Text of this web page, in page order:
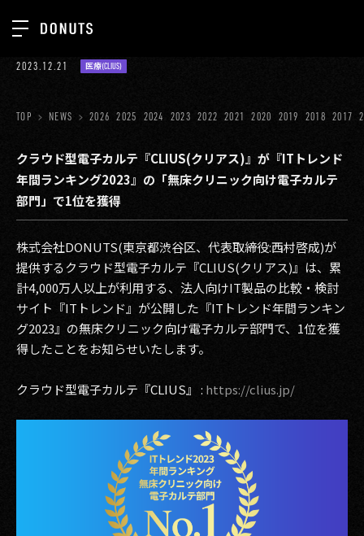
ジョブカン
ゲーム
ミクチャ
医療(CLIUS)
出版メディア
美少女図鑑
イベント
タテドラ
その他事業
2026
2025
2024
TOP
ABOUT
SERVICES
GROUP
RECRUIT
CONTACT
2023.12.21 医療(CLIUS)
TOP NEWS 2026 2025 2024 2023 2022 2021 2020 2019 2018 2017
クラウド型電子カルテ『CLIUS(クリアス)』が『ITトレンド
年間ランキング2023』の「無床クリニック向け電子カルテ
部門」で1位を獲得
株式会社DONUTS(東京都渋谷区、代表取締役:西村啓成)が
提供するクラウド型電子カルテ『CLIUS(クリアス)』は、累
計4,000万人以上が利用する、法人向けIT製品の比較・検討
サイト『ITトレンド』が公開した『ITトレンド年間ランキン
グ2023』の無床クリニック向け電子カルテ部門で、1位を獲
得したことをお知らせいたします。
クラウド型電子カルテ『CLIUS』 : https://clius.jp/